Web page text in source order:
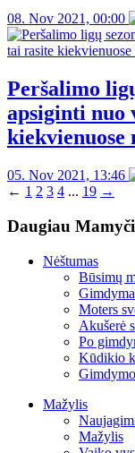
08. Nov 2021, 00:00
Peršalimo
apsiginti nuo
kiekvienuose
05. Nov 2021, 13:46
← 1 2 3 4 ... 19 →
Daugiau
Nėštumas
Būsimų
Moters
Akušerė
Po
Kūdikio
Mažylis
Mažylis